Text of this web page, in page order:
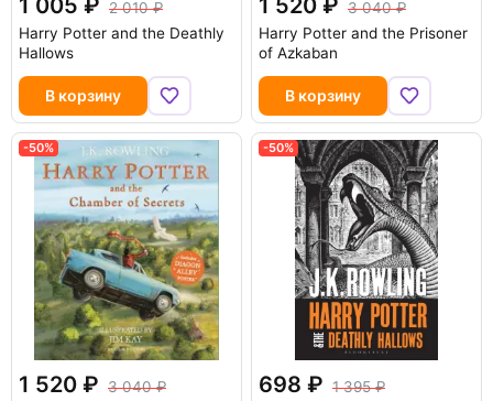
2 010
Harry Potter and the Deathly
Hallows
В корзину
3 040
Harry Potter and the Prisoner
of Azkaban
В корзину
-50%
1 520
3 040
-50%
698
1 395